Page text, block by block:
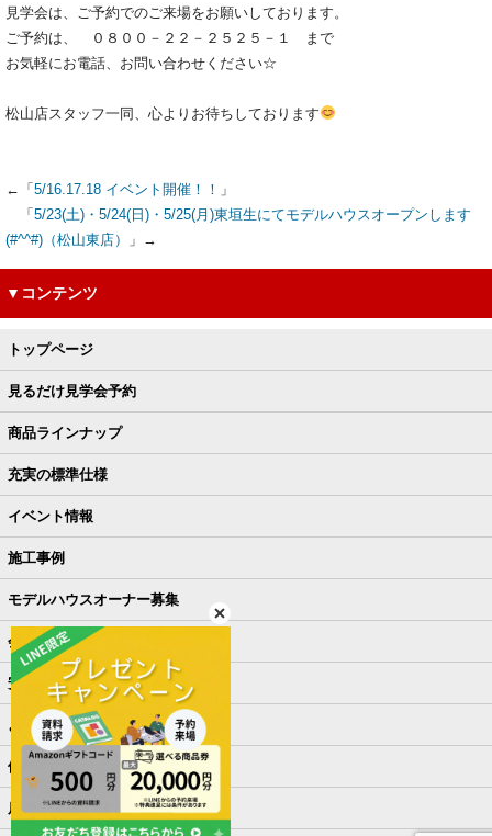
見学会は、ご予約でのご来場をお願いしております。
ご予約は、 ０８００－２２－２５２５－１ まで
お気軽にお電話、お問い合わせください☆
松山店スタッフ一同、心よりお待ちしております
←「 5/16.17.18 イベント開催！！ 」
「 5/23(土)・5/24(日)・5/25(月)東垣生にてモデルハウスオープンします
(#^^#)（松山東店）
」→
▼コンテンツ
トップページ
見るだけ見学会予約
商品ラインナップ
充実の標準仕様
イベント情報
施工事例
モデルハウスオーナー募集
会社概要
安さの秘密
よくある質問
他社との違い
店舗ご来店予約